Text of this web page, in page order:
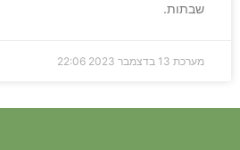
שבתות.
מערכת 13 בדצמבר 2023 22:06